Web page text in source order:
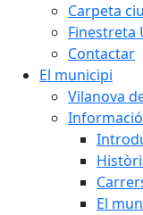
Carpeta
Finestreta
Contactar
El municipi
Vilanova
El